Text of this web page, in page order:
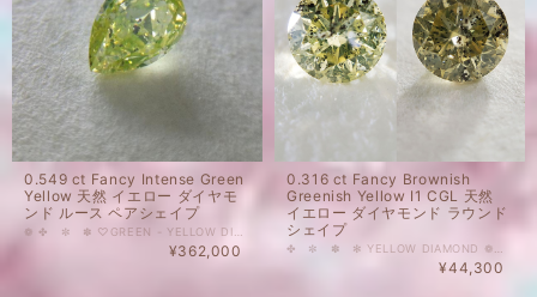
0.549 ct Fancy Intense Green
Yellow 天然 イエロー ダイヤモ
ンド ルース ペアシェイプ
¥362,000
0.316 ct Fancy Brownish
Greenish Yellow I1 CGL 天然
イエロー ダイヤモンド ラウンド
シェイプ
¥44,300